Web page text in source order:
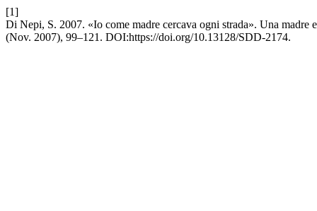
[1]
Di Nepi, S. 2007. «Io come madre cercava ogni strada». Una
(Nov. 2007), 99–121. DOI:https://doi.org/10.13128/SDD-2174.